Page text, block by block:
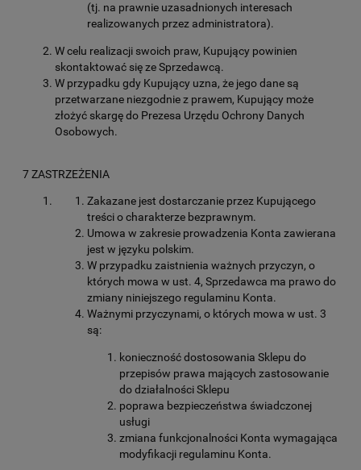
(tj. na prawnie uzasadnionych interesach
realizowanych przez administratora).
W celu realizacji swoich praw, Kupujący powinien
skontaktować się ze Sprzedawcą.
W przypadku gdy Kupujący uzna, że jego dane są
przetwarzane niezgodnie z prawem, Kupujący może
złożyć skargę do Prezesa Urzędu Ochrony Danych
Osobowych.
7 ZASTRZEŻENIA
Zakazane jest dostarczanie przez Kupującego
treści o charakterze bezprawnym.
Umowa w zakresie prowadzenia Konta zawierana
jest w języku polskim.
W przypadku zaistnienia ważnych przyczyn, o
których mowa w ust. 4, Sprzedawca ma prawo do
zmiany niniejszego regulaminu Konta.
Ważnymi przyczynami, o których mowa w ust. 3
są:
konieczność dostosowania Sklepu do
przepisów prawa mających zastosowanie
do działalności Sklepu
poprawa bezpieczeństwa świadczonej
usługi
zmiana funkcjonalności Konta wymagająca
modyfikacji regulaminu Konta.